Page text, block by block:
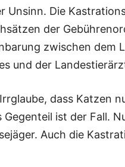
Unsinn. Die
der
zwischen dem
und der
dass Katzen
ist der Fall.
Auch die